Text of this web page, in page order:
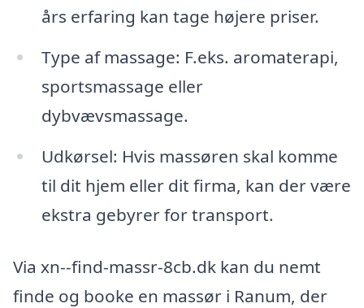
års erfaring kan tage højere priser.
Type af massage: F.eks. aromaterapi,
sportsmassage eller
dybvævsmassage.
Udkørsel: Hvis massøren skal komme
til dit hjem eller dit firma, kan der være
ekstra gebyrer for transport.
Via xn--find-massr-8cb.dk kan du nemt
finde og booke en massør i Ranum, der